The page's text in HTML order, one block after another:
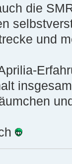
die
und